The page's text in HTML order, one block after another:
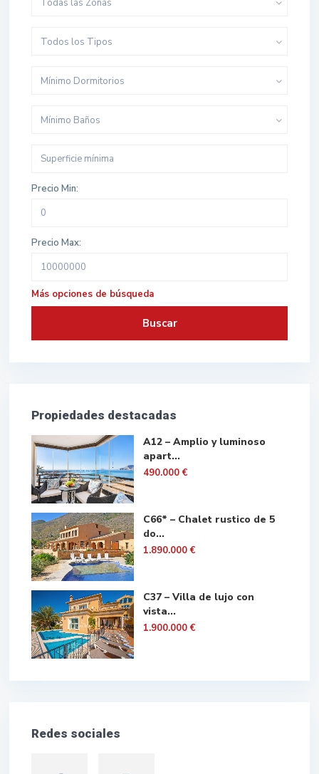
Todas las Zonas
Todos los Tipos
Mínimo Dormitorios
Mínimo Baños
Precio Min:
Precio Max:
Más opciones de búsqueda
Buscar
Propiedades destacadas
A12 – Amplio y luminoso
apart...
490.000 €
C66* – Chalet rustico de 5
do...
1.890.000 €
C37 – Villa de lujo con
vista...
1.900.000 €
Redes sociales